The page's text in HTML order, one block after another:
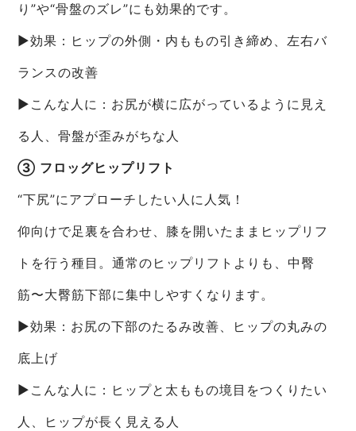
り”や“骨盤のズレ”にも効果的です。
▶効果：ヒップの外側・内ももの引き締め、左右バ
ランスの改善
▶こんな人に：お尻が横に広がっているように見え
る人、骨盤が歪みがちな人
③ フロッグヒップリフト
“下尻”にアプローチしたい人に人気！
仰向けで足裏を合わせ、膝を開いたままヒップリフ
トを行う種目。通常のヒップリフトよりも、中臀
筋〜大臀筋下部に集中しやすくなります。
▶効果：お尻の下部のたるみ改善、ヒップの丸みの
底上げ
▶こんな人に：ヒップと太ももの境目をつくりたい
人、ヒップが長く見える人